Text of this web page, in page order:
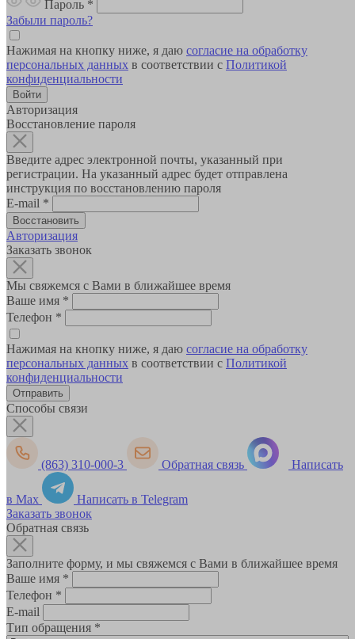
Пароль *
Забыли пароль?
Нажимая на кнопку ниже, я даю согласие на обработку
персональных данных в соответствии с Политикой
конфиденциальности
Авторизация
Восстановление пароля
Введите адрес электронной почты, указанный при
регистрации. На указанный адрес будет отправлена
инструкция по восстановлению пароля
E-mail *
Авторизация
Заказать звонок
Мы свяжемся с Вами в ближайшее время
Ваше имя *
Телефон *
Нажимая на кнопку ниже, я даю согласие на обработку
персональных данных в соответствии с Политикой
конфиденциальности
Способы связи
(863) 310-000-3 Обратная связь Написать
в Max
Написать в Telegram
Заказать звонок
Обратная связь
Заполните форму, и мы свяжемся с Вами в ближайшее время
Ваше имя *
Телефон *
E-mail
Тип обращения *